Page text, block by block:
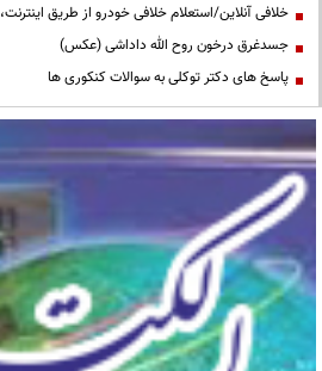
خلافی آنلاین/استعلام خلافی خودرو از طریق
جسدغرق درخون روح الله داداشی (عکس)
پاسخ های دکتر توکلی به سوالات کنکوری ها